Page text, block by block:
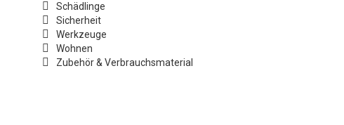
Schädlinge
Sicherheit
Werkzeuge
Wohnen
Zubehör & Verbrauchsmaterial